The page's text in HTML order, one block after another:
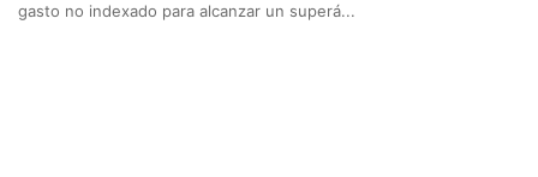
gasto no indexado para alcanzar un superá...